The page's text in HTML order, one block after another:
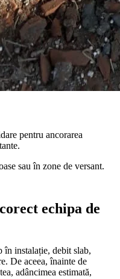
pentru ancorarea
sau în zone de versant.
echipa de
în instalație, debit slab,
De aceea, înainte de
adâncimea estimată,